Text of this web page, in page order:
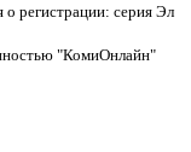
регистрации: серия Эл
"КомиОнлайн"